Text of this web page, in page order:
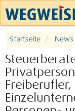
Startseite News
Freiberufler,